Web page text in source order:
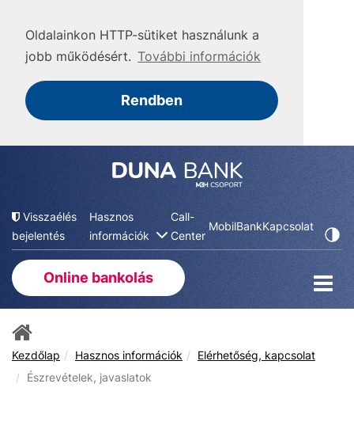
Oldalainkon HTTP-sütiket használunk a
jobb működésért. További információk
Rendben
Visszaélés
bejelentés
Hasznos
információk
Call-
Center
MobilBankKapcsolat
Online bankolás
Kezdőlap Hasznos információk
Elérhetőség, kapcsolat
Észrevételek, javaslatok